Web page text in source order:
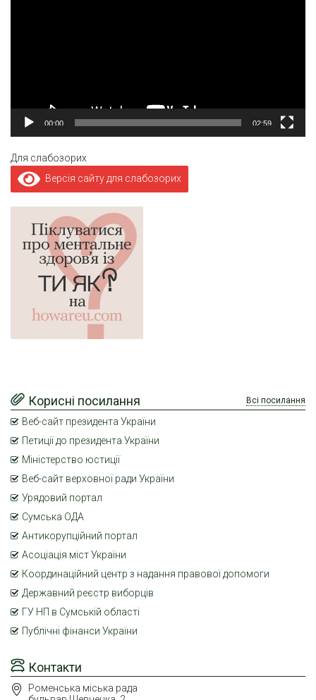
00:00 02:59
Для слабозорих
Версія сайту для слабозорих
Контакти
Роменська міська рада
Корисні посилання Всі посилання
Веб-сайт президента України
Петиції до президента України
Міністерство юстиції
Веб-сайт верховної ради України
Урядовий портал
Сумська ОДА
Антикорупційний портал
Асоціація міст України
Координаційний центр з надання правової допомоги
Державний реєстр виборців
ГУ НП в Сумській області
Публічні фінанси України